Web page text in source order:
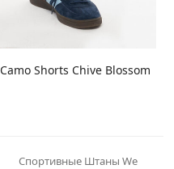
Shorts Chive Blossom
Спортивные Штаны We